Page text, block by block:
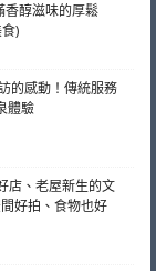
醇滋味的厚鬆
)
的感動！傳統服務
體驗
店、老屋新生的文
好拍、食物也好